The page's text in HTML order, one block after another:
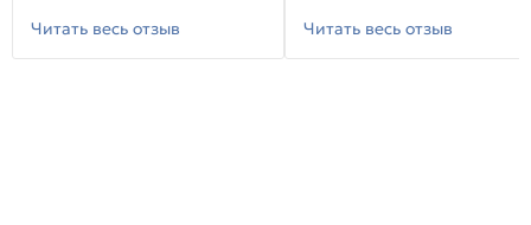
Читать весь отзыв
Читать весь отзыв